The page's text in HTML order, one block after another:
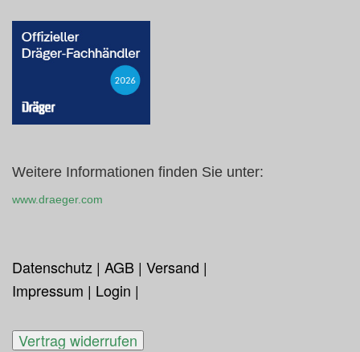
Weitere Informationen finden Sie unter:
www.draeger.com
Datenschutz | AGB | Versand |
Impressum | Login |